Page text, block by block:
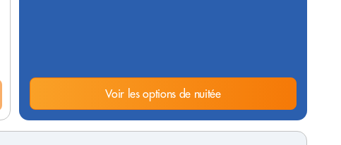
Voir les options de nuitée